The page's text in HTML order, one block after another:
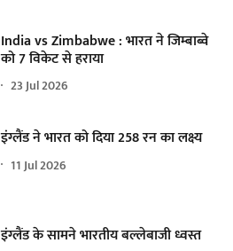
India vs Zimbabwe : भारत ने जिम्बाब्वे
को 7 विकेट से हराया
23 Jul 2026
इंग्लैंड ने भारत को दिया 258 रन का लक्ष्य
11 Jul 2026
इंग्लैंड के सामने भारतीय बल्लेबाजी ध्वस्त